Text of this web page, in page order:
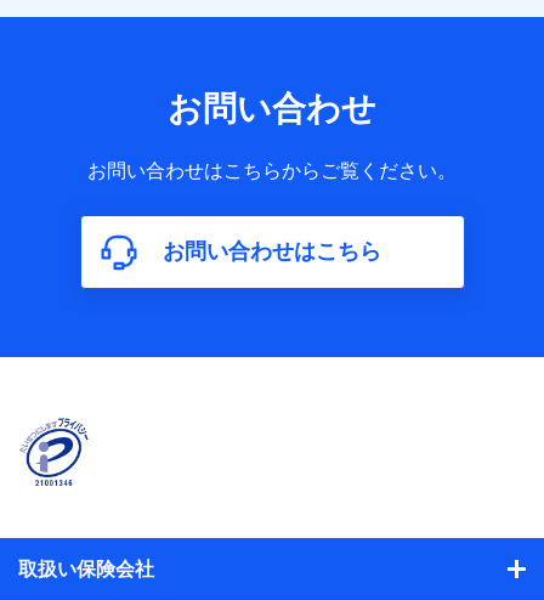
お問い合わせ
お問い合わせはこちらからご覧ください。
お問い合わせはこちら
取扱い保険会社